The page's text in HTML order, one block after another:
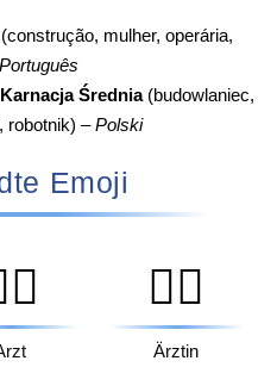
mulher, operária,
Português
Średnia(budowlaniec,
robotnik) –Polski
Emoji
👩‍⚕️
Ärztin